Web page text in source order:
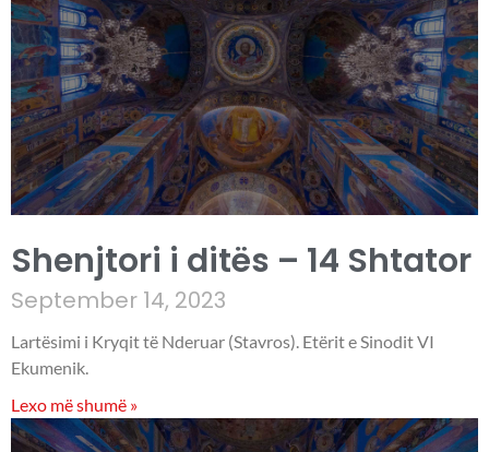
Shenjtori i ditës – 14 Shtator
September 14, 2023
Lartësimi i Kryqit të Nderuar (Stavros). Etërit e Sinodit VI
Ekumenik.
Lexo më shumë »